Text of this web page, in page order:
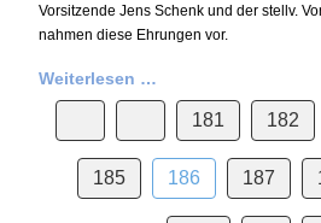
Vorsitzende Jens Schenk und der stellv.
nahmen diese Ehrungen vor.
Weiterlesen …
181 182
185 186 187